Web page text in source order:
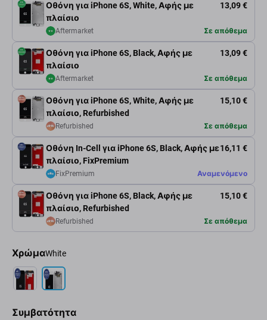
Οθόνη για iPhone 6S, White, Αφής με
πλαίσιο
13,09 €
Aftermarket Σε απόθεμα
Οθόνη για iPhone 6S, Black, Αφής με
πλαίσιο
13,09 €
Aftermarket Σε απόθεμα
Οθόνη για iPhone 6S, White, Αφής με
πλαίσιο, Refurbished
15,10 €
Refurbished Σε απόθεμα
Οθόνη In-Cell για iPhone 6S, Black, Αφής με
πλαίσιο, FixPremium
16,11 €
FixPremium Αναμενόμενο
Οθόνη για iPhone 6S, Black, Αφής με
πλαίσιο, Refurbished
15,10 €
Refurbished Σε απόθεμα
ΧρώμαWhite
Συμβατότητα